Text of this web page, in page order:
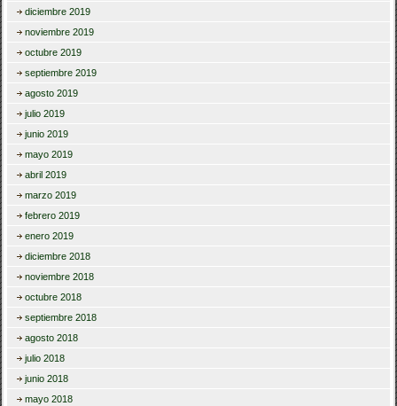
diciembre 2019
noviembre 2019
octubre 2019
septiembre 2019
agosto 2019
julio 2019
junio 2019
mayo 2019
abril 2019
marzo 2019
febrero 2019
enero 2019
diciembre 2018
noviembre 2018
octubre 2018
septiembre 2018
agosto 2018
julio 2018
junio 2018
mayo 2018